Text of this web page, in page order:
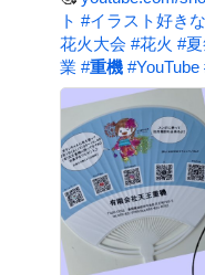
ト #イラスト好き
花火大会 #花火 #夏
業 #重機 #YouTube